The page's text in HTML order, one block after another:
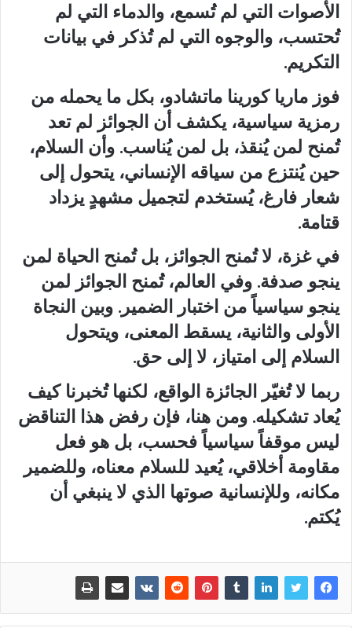
الأصوات التي لم تُسمع، والدماء التي لم
تُحتسب، والوجوه التي لم تُذكر في بيانات
التكريم.
فوز ماريا كورينا ماتشادو، بكل ما يحمله من
رمزية سياسية، يكشف أن الجوائز لم تعد
تُمنح لمن يُنقذ، بل لمن يُناسب. وأن السلام،
حين يُنتزع من سياقه الإنساني، يتحول إلى
شعار فارغ، يُستخدم لتجميل مشهدٍ يزداد
قتامة.
في غزة، لا تُمنح الجوائز، بل تُمنح الحياة لمن
ينجو صدفة. وفي العالم، تُمنح الجوائز لمن
ينجو سياسياً من اختبار الضمير. وبين النجاة
الأولى والثانية، يسقط المعنى، ويتحول
السلام إلى امتياز، لا إلى حق.
ربما لا تُغيّر الجائزة الواقع، لكنها تُخبرنا كيف
يُعاد تشكيله. ومن هنا، فإن رفض هذا التناقض
ليس موقفاً سياسياً فحسب، بل هو فعل
مقاومة أخلاقي، يُعيد للسلام معناه، وللضمير
مكانه، وللإنسانية صوتها الذي لا ينبغي أن
يُكتم.